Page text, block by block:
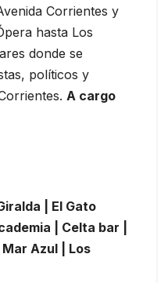
Corrientes y
hasta Los
donde se
políticos y
A cargo
| El Gato
| Celta bar |
Azul | Los